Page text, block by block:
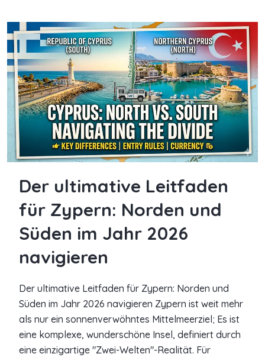
Der ultimative Leitfaden
für Zypern: Norden und
Süden im Jahr 2026
navigieren
Der ultimative Leitfaden für Zypern: Norden und
Süden im Jahr 2026 navigieren Zypern ist weit mehr
als nur ein sonnenverwöhntes Mittelmeerziel; Es ist
eine komplexe, wunderschöne Insel, definiert durch
eine einzigartige "Zwei-Welten"-Realität. Für